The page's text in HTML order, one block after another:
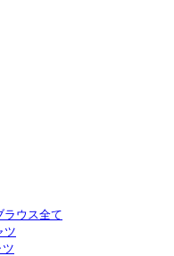
ラウス全て
ツ